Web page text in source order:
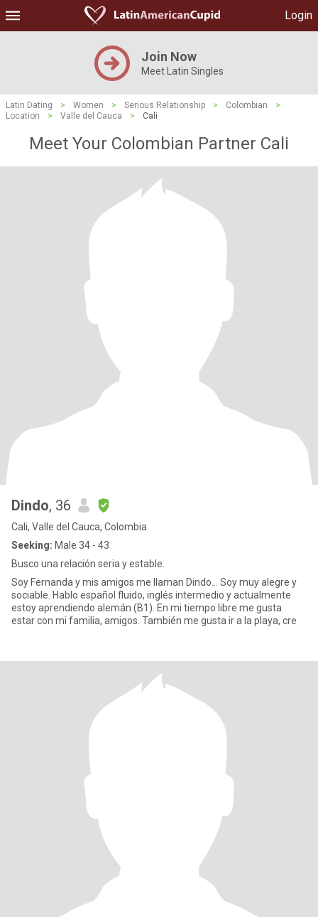
Login
Join Now
Meet Latin Singles
Latin Dating > Women > Serious Relationship > Colombian
>
Location
> Valle del Cauca > Cali
Meet Your Colombian Partner Cali
Dindo, 36
Cali, Valle del Cauca, Colombia
Seeking: Male 34 - 43
Busco una relación seria y estable.
Soy Fernanda y mis amigos me llaman Dindo... Soy muy alegre y
sociable. Hablo español fluido, inglés intermedio y actualmente
estoy aprendiendo alemán (B1). En mi tiempo libre me gusta
estar con mi familia, amigos. También me gusta ir a la playa, cre